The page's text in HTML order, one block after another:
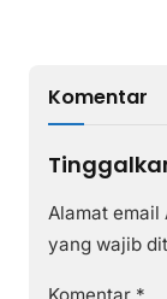
Komentar
Alamat email
yang wajib